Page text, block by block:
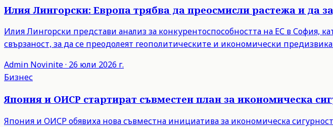
Илия Лингорски: Европа трябва да преосмисли растежа и да
Илия Лингорски представи анализ за конкурентоспособността на ЕС в София,
свързаност, за да се преодолеят геополитическите и икономически
Admin Novinite· 26 юли 2026 г.
Бизнес
Япония и ОИСР стартират съвместен план за икономическа
Япония и ОИСР обявиха нова съвместна инициатива за икономическа